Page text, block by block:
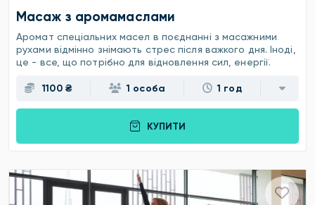
Масаж з аромамаслами
Аромат спеціальних масел в поєднанні з масажними
рухами відмінно знімають стрес після важкого дня. Іноді,
це - все, що потрібно для відновлення сил, енергії.
1100 ₴ 1 особа 1 год
КУПИТИ